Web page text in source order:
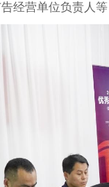
经营单位负责人